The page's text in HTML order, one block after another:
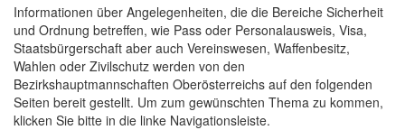
Informationen über Angelegenheiten, die die Bereiche Sicherheit
und Ordnung betreffen, wie Pass oder Personalausweis, Visa,
Staatsbürgerschaft aber auch Vereinswesen, Waffenbesitz,
Wahlen oder Zivilschutz werden von den
Bezirkshauptmannschaften Oberösterreichs auf den folgenden
Seiten bereit gestellt. Um zum gewünschten Thema zu kommen,
klicken Sie bitte in die linke Navigationsleiste.